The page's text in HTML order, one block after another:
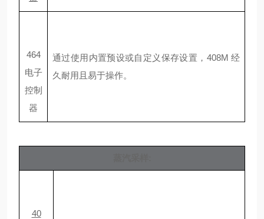
464
电子
控制
器
通过使用内置预设或自定义保存设置， 408M经
久耐用且易于操作。
40